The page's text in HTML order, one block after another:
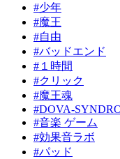
#少年
#魔王
#自由
#バッドエンド
#１時間
#クリック
#魔王魂
#DOVA-
#音楽 ゲーム
#効果音ラボ
#パッド